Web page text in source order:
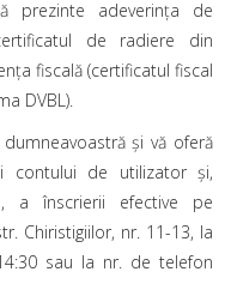
prezinte adeverința de
de radiere din
fiscală (certificatul fiscal
DVBL).
și vă oferă
contului de utilizator și,
a înscrierii efective pe
Chiristigiilor, nr. 11-13, la
sau la nr. de telefon